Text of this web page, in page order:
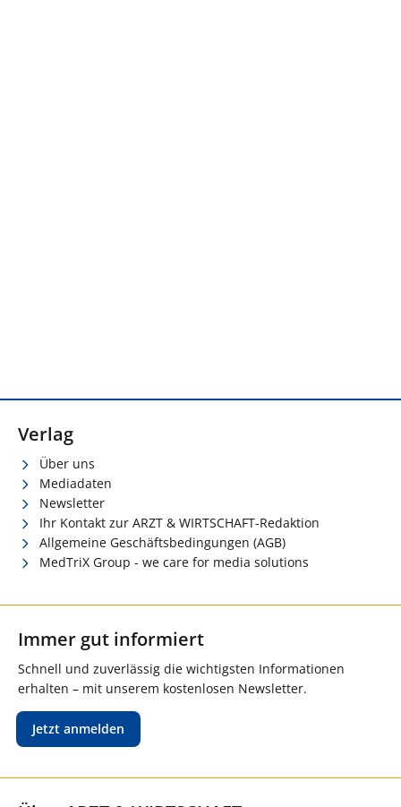
Verlag
Über uns
Mediadaten
Newsletter
Ihr Kontakt zur ARZT & WIRTSCHAFT-Redaktion
Allgemeine Geschäftsbedingungen (AGB)
MedTriX Group - we care for media solutions
Immer gut informiert
Schnell und zuverlässig die wichtigsten Informationen
erhalten – mit unserem kostenlosen Newsletter.
Jetzt anmelden